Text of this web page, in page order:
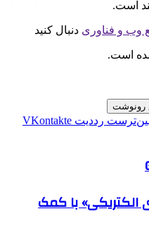
است.
وب و فناوری دنبال کنید
است.
رونوشت
‫رددیت ‫VKontakte
الکتریکی» با کمک